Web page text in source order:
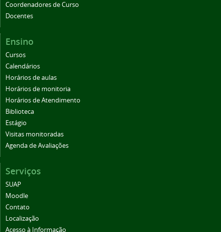
Coordenadores de Curso
Docentes
Ensino
Cursos
Calendários
Horários de aulas
Horários de monitoria
Horários de Atendimento
Biblioteca
Estágio
Visitas monitoradas
Agenda de Avaliações
Serviços
SUAP
Moodle
Contato
Localização
Acesso à Informação